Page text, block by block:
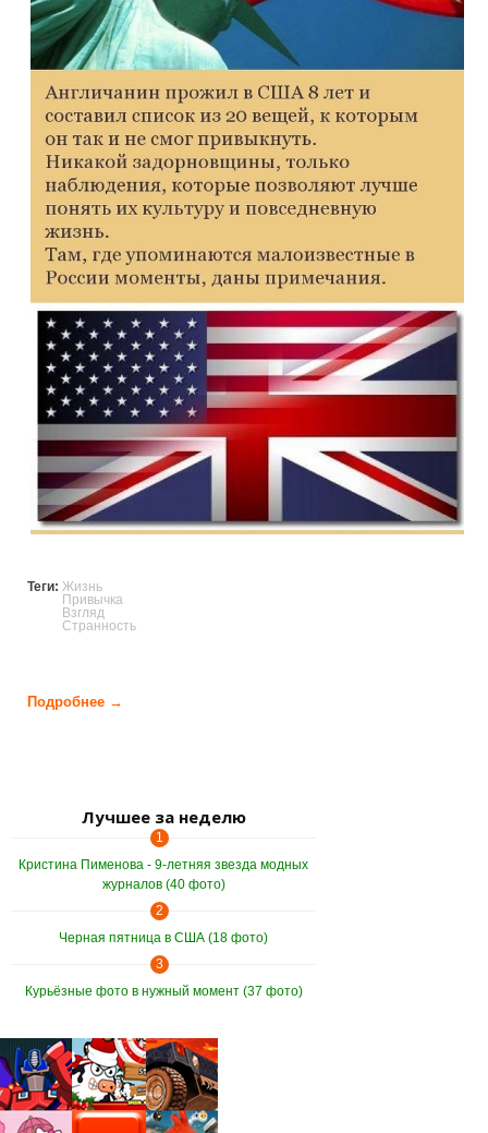
Теги: Жизнь
Привычка
Взгляд
Странность
Подробнее →
Лучшее за неделю
1
Кристина Пименова - 9-летняя звезда модных
журналов (40 фото)
2
Черная пятница в США (18 фото)
3
Курьёзные фото в нужный момент (37 фото)